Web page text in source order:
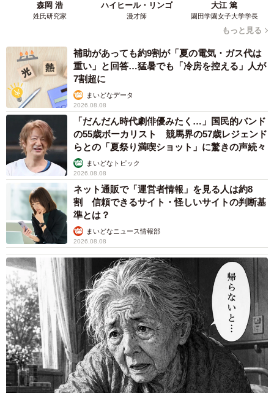
森岡 浩
姓氏研究家
ハイヒール・リンゴ
漫才師
大江 篤
園田学園女子大学学長
もっと見る
補助があっても約9割が「夏の電気・ガス代は
重い」と回答…猛暑でも「冷房を控える」人が
7割超に
まいどなデータ
2026.08.08
「だんだん時代劇俳優みたく…」国民的バンド
の55歳ボーカリスト 競馬界の57歳レジェンド
らとの「夏祭り満喫ショット」に驚きの声続々
まいどなトピック
2026.08.08
ネット通販で「運営者情報」を見る人は約8
割 信頼できるサイト・怪しいサイトの判断基
準とは？
まいどなニュース情報部
2026.08.08